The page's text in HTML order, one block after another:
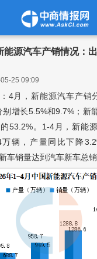
能源汽车产销情况：
25 09:09
4月，新能源汽车产销
增长5.5%和9.7%；新
53.2%。1-4月，新能
辆，产量同比下降
车销量达到汽车新车总销